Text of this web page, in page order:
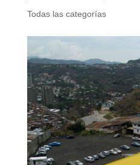
Todas las categorías